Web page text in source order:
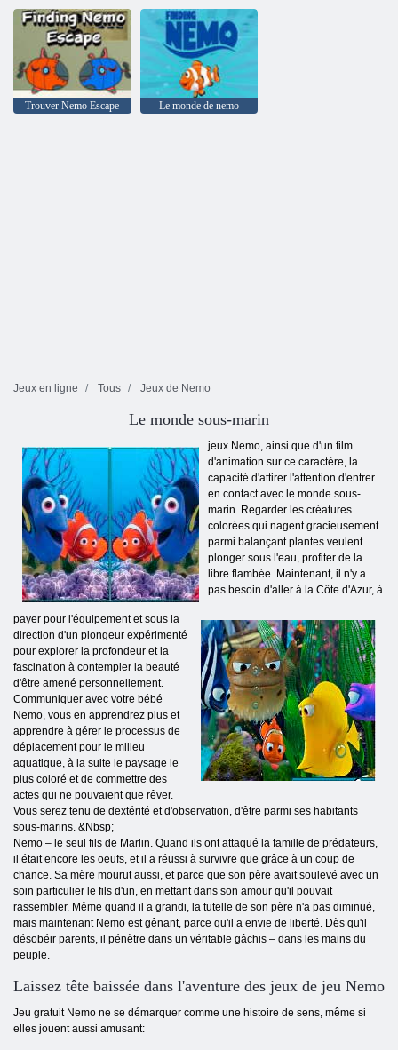
Trouver Nemo Escape Le monde de nemo
Jeux en ligne Tous Jeux de Nemo
Le monde sous-marin
jeux Nemo, ainsi que d'un film
d'animation sur ce caractère, la
capacité d'attirer l'attention d'entrer
en contact avec le monde sous-
marin. Regarder les créatures
colorées qui nagent gracieusement
parmi balançant plantes veulent
plonger sous l'eau, profiter de la
libre flambée. Maintenant, il n'y a
pas besoin d'aller à la Côte d'Azur, à
payer pour l'équipement et sous la
direction d'un plongeur expérimenté
pour explorer la profondeur et la
fascination à contempler la beauté
d'être amené personnellement.
Communiquer avec votre bébé
Nemo, vous en apprendrez plus et
apprendre à gérer le processus de
déplacement pour le milieu
aquatique, à la suite le paysage le
plus coloré et de commettre des
actes qui ne pouvaient que rêver.
Vous serez tenu de dextérité et d'observation, d'être parmi ses habitants
sous-marins. &Nbsp;
Nemo – le seul fils de Marlin. Quand ils ont attaqué la famille de prédateurs,
il était encore les oeufs, et il a réussi à survivre que grâce à un coup de
chance. Sa mère mourut aussi, et parce que son père avait soulevé avec un
soin particulier le fils d'un, en mettant dans son amour qu'il pouvait
rassembler. Même quand il a grandi, la tutelle de son père n'a pas diminué,
mais maintenant Nemo est gênant, parce qu'il a envie de liberté. Dès qu'il
désobéir parents, il pénètre dans un véritable gâchis – dans les mains du
peuple.
Laissez tête baissée dans l'aventure des jeux de jeu Nemo
Jeu gratuit Nemo ne se démarquer comme une histoire de sens, même si
elles jouent aussi amusant: